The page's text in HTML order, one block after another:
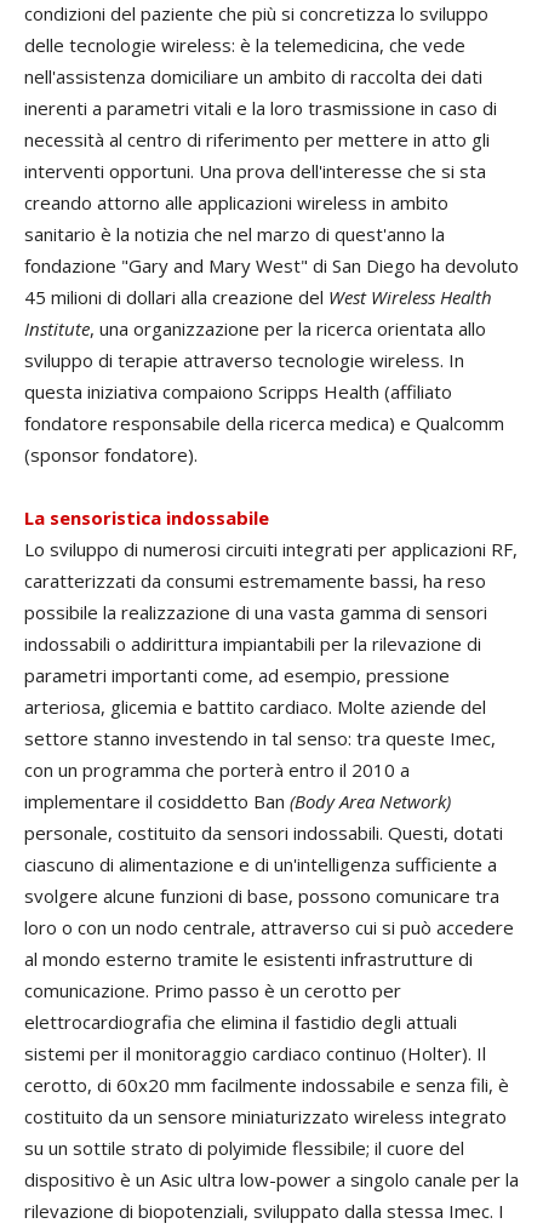
condizioni del paziente che più si concretizza lo sviluppo
delle tecnologie wireless: è la telemedicina, che vede
nell'assistenza domiciliare un ambito di raccolta dei dati
inerenti a parametri vitali e la loro trasmissione in caso di
necessità al centro di riferimento per mettere in atto gli
interventi opportuni. Una prova dell'interesse che si sta
creando attorno alle applicazioni wireless in ambito
sanitario è la notizia che nel marzo di quest'anno la
fondazione "Gary and Mary West" di San Diego ha devoluto
45 milioni di dollari alla creazione del West Wireless Health
Institute, una organizzazione per la ricerca orientata allo
sviluppo di terapie attraverso tecnologie wireless. In
questa iniziativa compaiono Scripps Health (affiliato
fondatore responsabile della ricerca medica) e Qualcomm
(sponsor fondatore).
La sensoristica indossabile
Lo sviluppo di numerosi circuiti integrati per applicazioni RF,
caratterizzati da consumi estremamente bassi, ha reso
possibile la realizzazione di una vasta gamma di sensori
indossabili o addirittura impiantabili per la rilevazione di
parametri importanti come, ad esempio, pressione
arteriosa, glicemia e battito cardiaco. Molte aziende del
settore stanno investendo in tal senso: tra queste Imec,
con un programma che porterà entro il 2010 a
implementare il cosiddetto Ban (Body Area Network)
personale, costituito da sensori indossabili. Questi, dotati
ciascuno di alimentazione e di un'intelligenza sufficiente a
svolgere alcune funzioni di base, possono comunicare tra
loro o con un nodo centrale, attraverso cui si può accedere
al mondo esterno tramite le esistenti infrastrutture di
comunicazione. Primo passo è un cerotto per
elettrocardiografia che elimina il fastidio degli attuali
sistemi per il monitoraggio cardiaco continuo (Holter). Il
cerotto, di 60x20 mm facilmente indossabile e senza fili, è
costituito da un sensore miniaturizzato wireless integrato
su un sottile strato di polyimide flessibile; il cuore del
dispositivo è un Asic ultra low-power a singolo canale per la
rilevazione di biopotenziali, sviluppato dalla stessa Imec. I